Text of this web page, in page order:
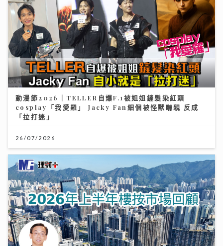
動漫節2026｜TELLER自爆F.1被姐姐鏟髮染紅頭
cosplay「我愛羅」 Jacky Fan細個被怪獸嚇親 反成
「拉打迷」
26/07/2026